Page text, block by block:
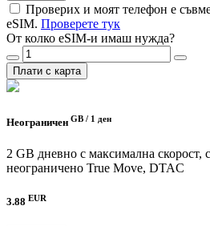
Проверих и моят телефон е
eSIM. Проверете тук
От колко eSIM-и имаш нужда?
Плати с карта
Неограничен GB / 1 ден
2 GB дневно с максимална скорост,
неограничено True Move, DTAC
3.88 EUR